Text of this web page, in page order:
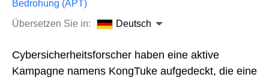
Bedrohung (APT)
Übersetzen Sie in:
Deutsch
Cybersicherheitsforscher haben eine aktive
Kampagne namens KongTuke aufgedeckt, die eine